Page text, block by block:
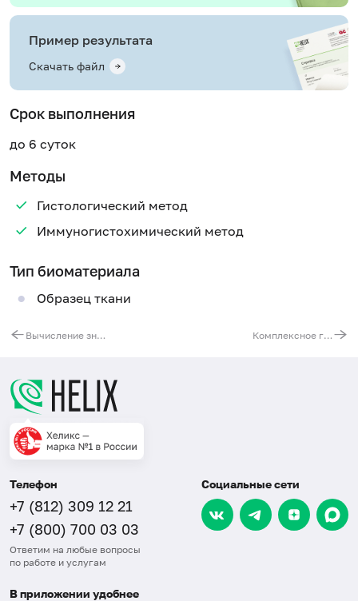
Пример результата
Скачать файл
Срок выполнения
до 6 суток
Методы
Гистологический метод
Иммуногистохимический метод
Тип биоматериала
Образец ткани
Вычисление значений показателей прогностических моделей MELD и MELDNa выживаемости пациента с терминальной стадией хронического диффузного заболевания печени Комплексное гистологическое и иммуногистохимическое исследование с определением риска прогрессирования дисплазии и развития рака шейки матки по экспрессии p16INK4a
Телефон
+7 (812) 309 12 21
+7 (800) 700 03 03
Ответим на любые вопросы
по работе и услугам
Социальные сети
В приложении удобнее